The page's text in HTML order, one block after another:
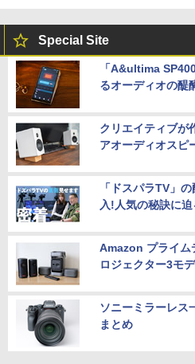
Special Site
「A&ultima
るオーディオの醍
クリエイティブが
アオーディオスピ
「ドスパラTV」
入!人気の秘訣に
Amazon プライム
ロジェクター3モ
ソニーミラーレス
まとめ